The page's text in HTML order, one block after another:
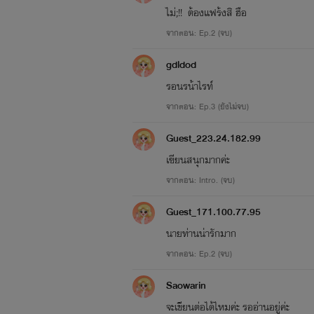
ไม่;!! ต้องแฟร้งสิ ฮือ
จากตอน: Ep.2 (จบ)
gdldod
รอนรน้าไรท์
จากตอน: Ep.3 (ยังไม่จบ)
Guest_223.24.182.99
เฃียนสนุกมากค่ะ
จากตอน: Intro. (จบ)
Guest_171.100.77.95
นายท่านน่ารักมาก
จากตอน: Ep.2 (จบ)
Saowarin
จะเขียนต่อได้ไหมค่ะ รออ่านอยู่ค่ะ